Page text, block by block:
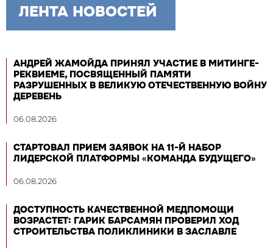
ЛЕНТА НОВОСТЕЙ
АНДРЕЙ ЖАМОЙДА ПРИНЯЛ УЧАСТИЕ В МИТИНГЕ-
РЕКВИЕМЕ, ПОСВЯЩЕННЫЙ ПАМЯТИ
РАЗРУШЕННЫХ В ВЕЛИКУЮ ОТЕЧЕСТВЕННУЮ ВОЙНУ
ДЕРЕВЕНЬ
06.08.2026
СТАРТОВАЛ ПРИЕМ ЗАЯВОК НА 11-Й НАБОР
ЛИДЕРСКОЙ ПЛАТФОРМЫ «КОМАНДА БУДУЩЕГО»
06.08.2026
ДОСТУПНОСТЬ КАЧЕСТВЕННОЙ МЕДПОМОЩИ
ВОЗРАСТЕТ: ГАРИК БАРСАМЯН ПРОВЕРИЛ ХОД
СТРОИТЕЛЬСТВА ПОЛИКЛИНИКИ В ЗАСЛАВЛЕ